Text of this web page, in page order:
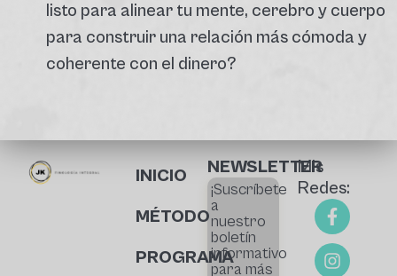
listo para alinear tu mente, cerebro y cuerpo
para construir una relación más cómoda y
coherente con el dinero?
INICIO
MÉTODO
PROGRAMA
NEWSLETTER
¡Suscríbete
a
nuestro
boletín
informativo
para más
Mis
Redes: